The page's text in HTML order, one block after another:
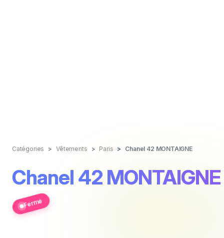
Catégories Vêtements Paris Chanel 42 MONTAIGNE
Chanel 42 MONTAIGNE
Fermé